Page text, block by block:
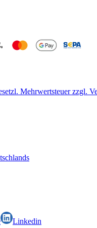
Mehrwertsteuer zzgl.
Linkedin